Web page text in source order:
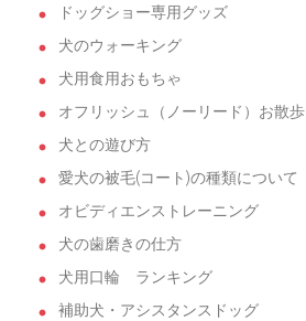
ドッグショー専用グッズ
犬のウォーキング
犬用食用おもちゃ
オフリッシュ（ノーリード）お散歩
犬との遊び方
愛犬の被毛(コート)の種類について
オビディエンストレーニング
犬の歯磨きの仕方
犬用口輪 ランキング
補助犬・アシスタンスドッグ